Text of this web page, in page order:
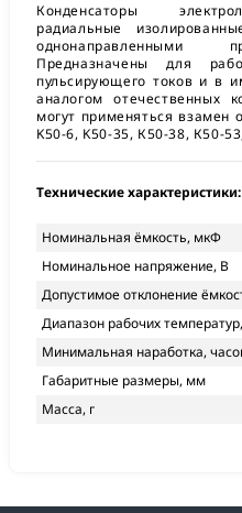
Конденсаторы
радиальные
однонаправленными
Предназначены для
пульсирующего токов и в
аналогом отечественных
могут применяться взамен
K50-6, K50-35, К50-38, К50-
Технические характеристики:
Номинальная ёмкость, мкФ
Номинальное напряжение, В
Допустимое отклонение
Диапазон рабочих
Минимальная наработка,
Габаритные размеры, мм
Масса, г